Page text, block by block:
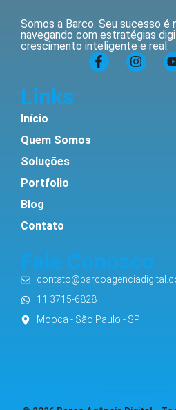
Somos a Barco. Seu sucesso é
navegando com estratégias
crescimento inteligente e real.
Links
Início
Quem Somos
Soluções
Portfolio
Blog
Contato
Fale Conosco
11 3715-6828
Mooca - São Paulo - SP